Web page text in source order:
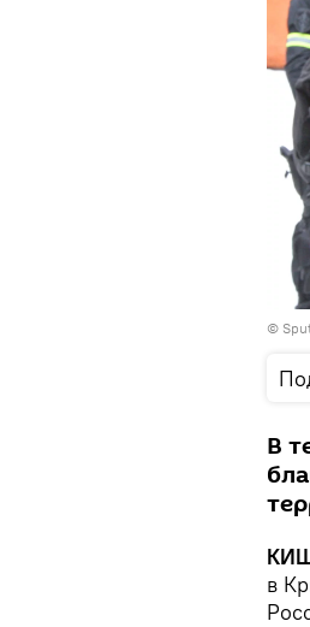
©
В
в